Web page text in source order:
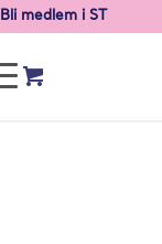
Bli medlem i ST